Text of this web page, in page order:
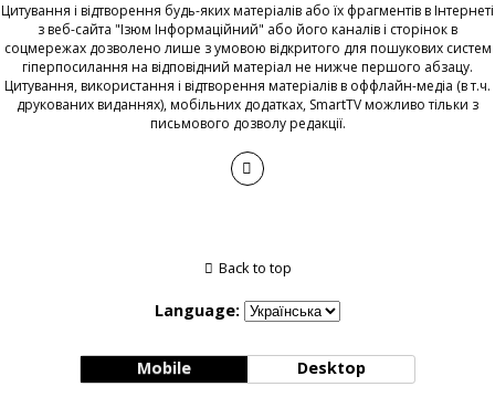
Цитування і відтворення будь-яких матеріалів або їх фрагментів в Інтернеті
з веб-сайта "Ізюм Інформаційний" або його каналів і сторінок в
соцмережах дозволено лише з умовою відкритого для пошукових систем
гіперпосилання на відповідний матеріал не нижче першого абзацу.
Цитування, використання і відтворення матеріалів в оффлайн-медіа (в т.ч.
друкованих виданнях), мобільних додатках, SmartTV можливо тільки з
письмового дозволу редакції.
Back to top
Language:
Mobile Desktop